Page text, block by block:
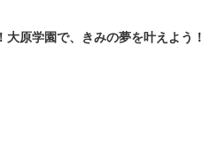
大原学園で、きみの夢を叶えよう！